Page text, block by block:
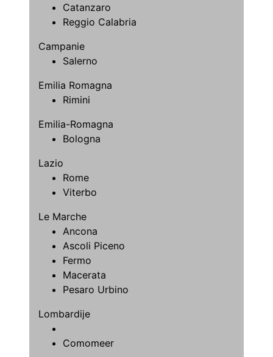
Catanzaro
Reggio Calabria
Campanie
Salerno
Emilia Romagna
Rimini
Emilia-Romagna
Bologna
Lazio
Rome
Viterbo
Le Marche
Ancona
Ascoli Piceno
Fermo
Macerata
Pesaro Urbino
Lombardije
Comomeer